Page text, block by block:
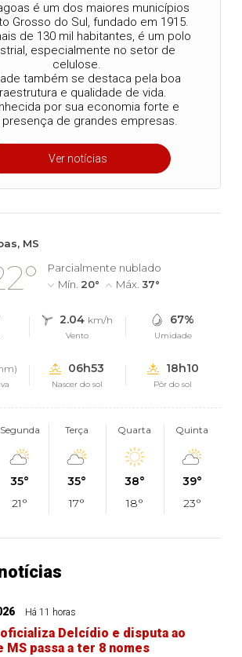
é um dos maiores municípios
Grosso do Sul, fundado em 1915.
de 130 mil habitantes, é um polo
especialmente no setor de
celulose.
também se destaca pela boa
e qualidade de vida.
por sua economia forte e
presença de grandes empresas.
Ver notícias
MS
Parcialmente nublado
Mín. 20° Máx. 37°
2.04 km/h
Vento
67%
Umidade
06h53
Nascer do sol
18h10
Pôr do sol
Segunda
35°
21°
Terça
35°
17°
Quarta
38°
18°
Quinta
39°
23°
Há 11 horas
oficializa Delcídio e disputa ao
MS passa a ter 8 nomes